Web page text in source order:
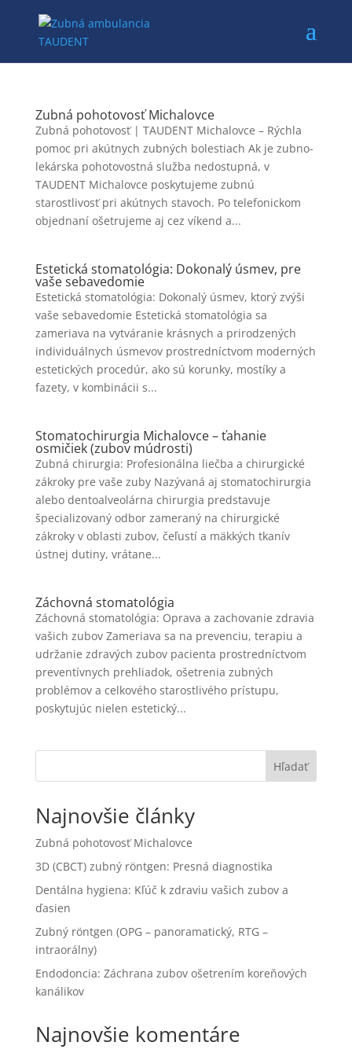
Zubná pohotovosť Michalovce
Zubná pohotovosť | TAUDENT Michalovce – Rýchla
pomoc pri akútnych zubných bolestiach Ak je zubno-
lekárska pohotovostná služba nedostupná, v
TAUDENT Michalovce poskytujeme zubnú
starostlivosť pri akútnych stavoch. Po telefonickom
objednaní ošetrujeme aj cez víkend a...
Estetická stomatológia: Dokonalý úsmev, pre
vaše sebavedomie
Estetická stomatológia: Dokonalý úsmev, ktorý zvýši
vaše sebavedomie Estetická stomatológia sa
zameriava na vytváranie krásnych a prirodzených
individuálnych úsmevov prostredníctvom moderných
estetických procedúr, ako sú korunky, mostíky a
fazety, v kombinácii s...
Stomatochirurgia Michalovce – ťahanie
osmičiek (zubov múdrosti)
Zubná chirurgia: Profesionálna liečba a chirurgické
zákroky pre vaše zuby Nazývaná aj stomatochirurgia
alebo dentoalveolárna chirurgia predstavuje
špecializovaný odbor zameraný na chirurgické
zákroky v oblasti zubov, čeľustí a mäkkých tkanív
ústnej dutiny, vrátane...
Záchovná stomatológia
Záchovná stomatológia: Oprava a zachovanie zdravia
vašich zubov Zameriava sa na prevenciu, terapiu a
udržanie zdravých zubov pacienta prostredníctvom
preventívnych prehliadok, ošetrenia zubných
problémov a celkového starostlivého prístupu,
poskytujúc nielen estetický...
Hľadať
Najnovšie články
Zubná pohotovosť Michalovce
3D (CBCT) zubný röntgen: Presná diagnostika
Dentálna hygiena: Kľúč k zdraviu vašich zubov a
ďasien
Zubný röntgen (OPG – panoramatický, RTG –
intraorálny)
Endodoncia: Záchrana zubov ošetrením koreňových
kanálikov
Najnovšie komentáre